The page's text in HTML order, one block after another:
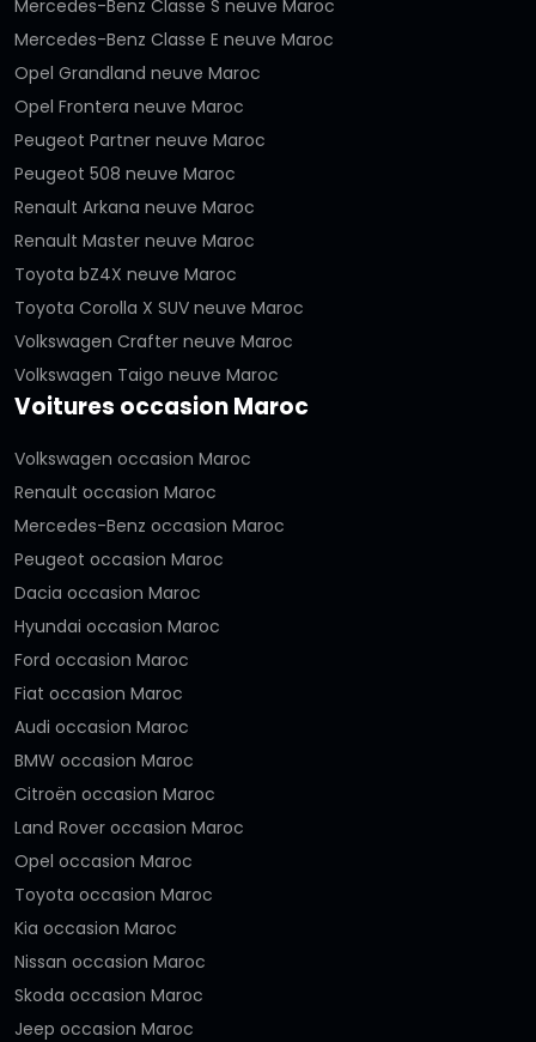
Mercedes-Benz Classe S neuve Maroc
Mercedes-Benz Classe E neuve Maroc
Opel Grandland neuve Maroc
Opel Frontera neuve Maroc
Peugeot Partner neuve Maroc
Peugeot 508 neuve Maroc
Renault Arkana neuve Maroc
Renault Master neuve Maroc
Toyota bZ4X neuve Maroc
Toyota Corolla X SUV neuve Maroc
Volkswagen Crafter neuve Maroc
Volkswagen Taigo neuve Maroc
Voitures occasion Maroc
Volkswagen occasion Maroc
Renault occasion Maroc
Mercedes-Benz occasion Maroc
Peugeot occasion Maroc
Dacia occasion Maroc
Hyundai occasion Maroc
Ford occasion Maroc
Fiat occasion Maroc
Audi occasion Maroc
BMW occasion Maroc
Citroën occasion Maroc
Land Rover occasion Maroc
Opel occasion Maroc
Toyota occasion Maroc
Kia occasion Maroc
Nissan occasion Maroc
Skoda occasion Maroc
Jeep occasion Maroc